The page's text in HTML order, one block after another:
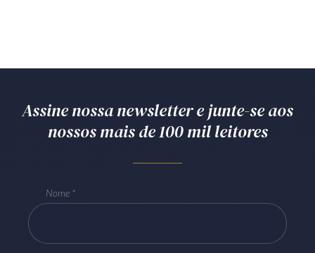
Assine nossa newsletter e junte-se aos
nossos mais de 100 mil leitores
Nome